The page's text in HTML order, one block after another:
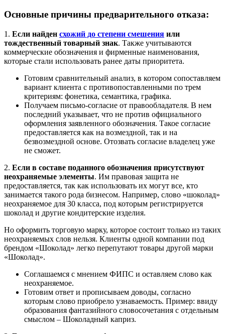
Основные причины предварительного отказа:
1. Если найден схожий до степени смешения или
тождественный товарный знак. Также учитываются
коммерческие обозначения и фирменные наименования,
которые стали использовать ранее даты приоритета.
Готовим сравнительный анализ, в котором сопоставляем
вариант клиента с противопоставленными по трем
критериям: фонетика, семантика, графика.
Получаем письмо-согласие от правообладателя. В нем
последний указывает, что не против официального
оформления заявленного обозначения. Такое согласие
предоставляется как на возмездной, так и на
безвозмездной основе. Отозвать согласие владелец уже
не сможет.
2. Если в составе поданного обозначения присутствуют
неохраняемые элементы. Им правовая защита не
предоставляется, так как использовать их могут все, кто
занимается такого рода бизнесом. Например, слово «шоколад»
неохраняемое для 30 класса, под которым регистрируется
шоколад и другие кондитерские изделия.
Но оформить торговую марку, которое состоит только из таких
неохраняемых слов нельзя. Клиенты одной компании под
брендом «Шоколад» легко перепутают товары другой марки
«Шоколад».
Соглашаемся с мнением ФИПС и оставляем слово как
неохраняемое.
Готовим ответ и прописываем доводы, согласно
которым слово приобрело узнаваемость. Пример: ввиду
образования фантазийного словосочетания с отдельным
смыслом – Шоколадный каприз.